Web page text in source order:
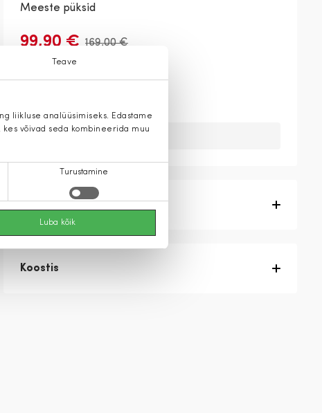
Teave
liikluse analüüsimiseks. Edastame
võivad seda kombineerida muu
Turustamine
Luba kõik
Meeste püksid
99,90 € 169,00 €
Tootekirjeldus
Koostis